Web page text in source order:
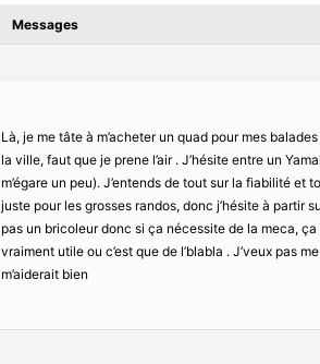
Messages
Là, je me tâte à m’acheter un quad pour mes
la ville, faut que je prene l’air . J’hésite entre un
m’égare un peu). J’entends de tout sur la fiabilité et
juste pour les grosses randos, donc j’hésite à partir
pas un bricoleur donc si ça nécessite de la meca, ça
vraiment utile ou c’est que de l’blabla . J’veux pas
m’aiderait bien